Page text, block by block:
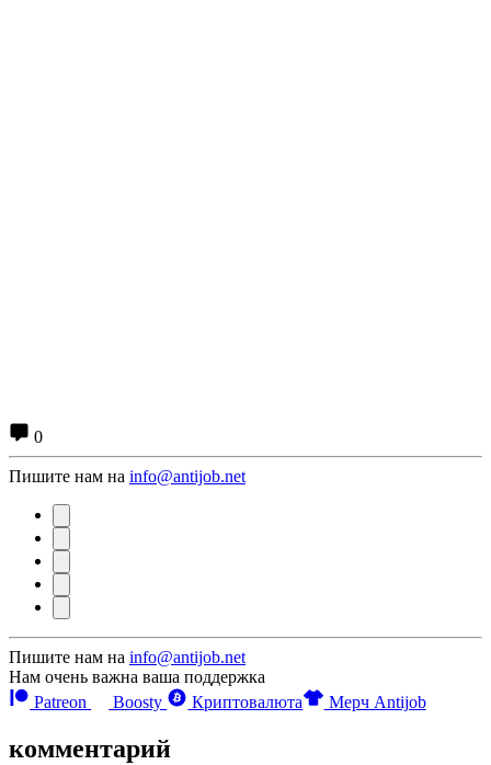
0
Пишите нам на info@antijob.net
Пишите нам на info@antijob.net
Нам очень важна ваша поддержка
Patreon
Boosty Криптовалюта Мерч Antijob
комментарий